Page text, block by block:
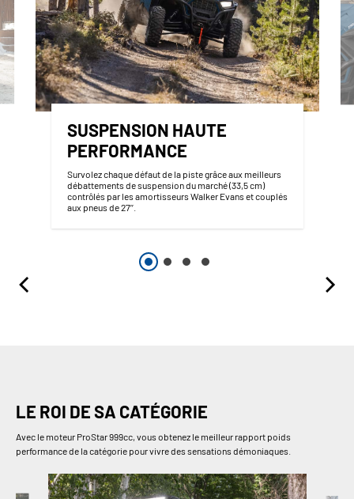
SUSPENSION HAUTE
PERFORMANCE
Survolez chaque défaut de la piste grâce aux meilleurs
débattements de suspension du marché (33,5 cm)
contrôlés par les amortisseurs Walker Evans et couplés
aux pneus de 27’’.
LE ROI DE SA CATÉGORIE
Avec le moteur ProStar 999cc, vous obtenez le meilleur rapport poids
performance de la catégorie pour vivre des sensations démoniaques.